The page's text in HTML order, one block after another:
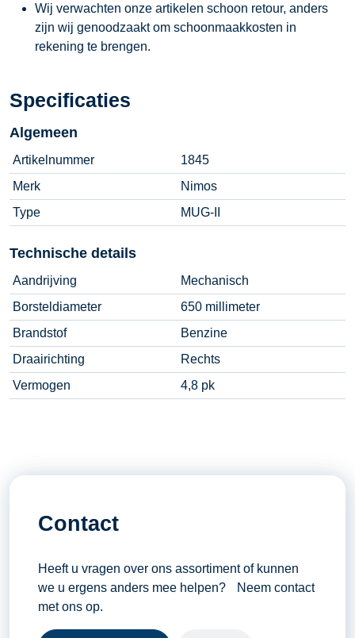
Wij verwachten onze artikelen schoon retour, anders
zijn wij genoodzaakt om schoonmaakkosten in
rekening te brengen.
Specificaties
Algemeen
Artikelnummer
1845
Merk
Nimos
Type
MUG-II
Technische details
Aandrijving
Mechanisch
Borsteldiameter
650 millimeter
Brandstof
Benzine
Draairichting
Rechts
Vermogen
4,8 pk
Contact
Heeft u vragen over ons assortiment of kunnen
we u ergens anders mee helpen? Neem contact
met ons op.